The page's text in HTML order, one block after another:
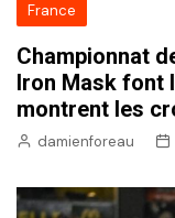
France
Championnat
Iron Mask font
montrent les
damienforeau